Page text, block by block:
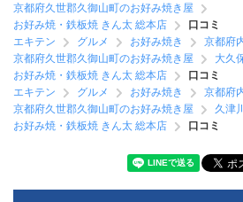
京都府久世郡久御山町のお好み焼き屋
お好み焼・鉄板焼 きん太 総本店
口コミ
エキテン
グルメ お好み焼き
京都府
京都府久世郡久御山町のお好み焼き屋
大久
お好み焼・鉄板焼 きん太 総本店
口コミ
エキテン
グルメ お好み焼き
京都府
京都府久世郡久御山町のお好み焼き屋
久津
お好み焼・鉄板焼 きん太 総本店
口コミ